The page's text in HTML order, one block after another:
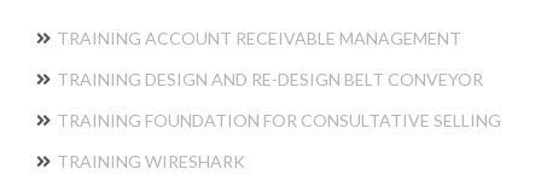
TRAINING ACCOUNT RECEIVABLE MANAGEMENT
TRAINING DESIGN AND RE-DESIGN BELT CONVEYOR
TRAINING FOUNDATION FOR CONSULTATIVE SELLING
TRAINING WIRESHARK